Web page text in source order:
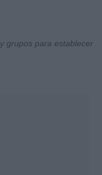
grupos para establecer